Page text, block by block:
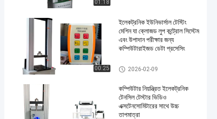
01:18
00:25
ইলেকট্রনিক ইউনিভার্সাল টেস্টিং
মেশিন যা ক্লোজড লুপ কন্ট্রোল সিস্টেম
এবং উপাদান পরীক্ষার জন্য
কম্পিউটারাইজড ডেটা প্রসেসিং
ইলেকট্রনিক ইউনিভার্সাল টেস্টিং মেশিন
2026-02-09
কম্পিউটার নিয়ন্ত্রিত ইলেকট্রনিক
টেনসিল টেস্টার ভিডিও
এক্সটেনসোমিটারের সাথে উচ্চ
তাপমাত্রা